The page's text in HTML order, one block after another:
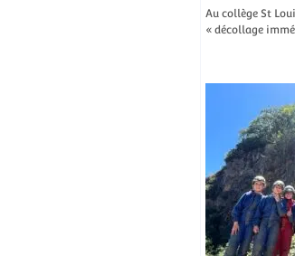
Au collège St
« décollage